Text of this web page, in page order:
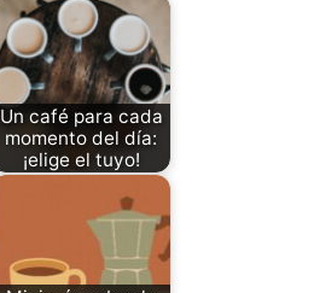
Un café para cada
momento del día:
¡elige el tuyo!